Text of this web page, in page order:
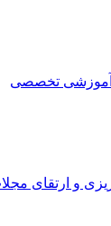
آموزشی تخصصی
و ارتقای